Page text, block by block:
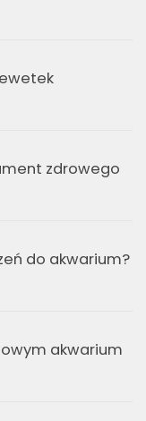
zdrowego
do akwarium?
akwarium